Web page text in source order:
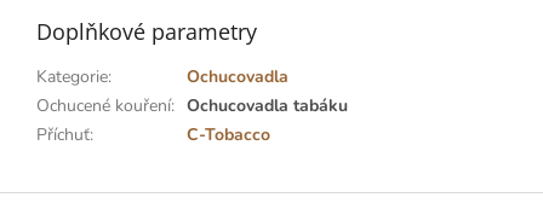
Doplňkové parametry
Kategorie:
Ochucovadla
Ochucené kouření: Ochucovadla tabáku
Příchuť: C-Tobacco